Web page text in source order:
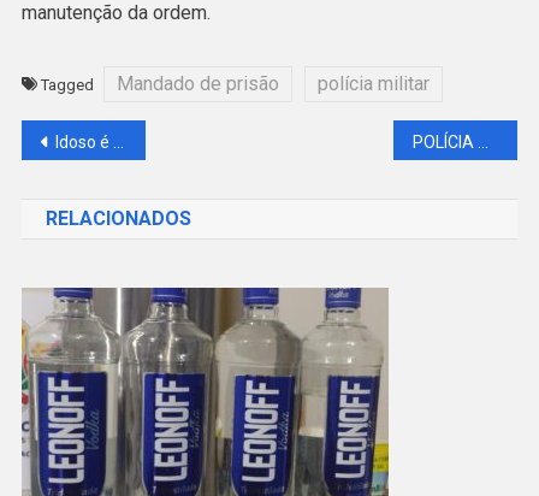
manutenção da ordem.
Tagged Mandado de prisão polícia militar
Navegação
Post
Idoso é Preso em Acrelândia Suspeito de Abuso
RELACIONADOS